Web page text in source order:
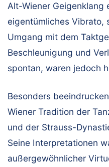
Alt-Wiener Geigenklang
eigentümliches Vibrato,
Umgang mit dem
Beschleunigung und
spontan, waren jedoch
Besonders
Wiener Tradition der
und der Strauss-
Seine Interpretationen
außergewöhnlicher